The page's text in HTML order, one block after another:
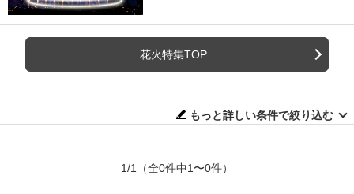
花火特集TOP
もっと詳しい条件で絞り込む
1/1 （全0件中1〜0件）